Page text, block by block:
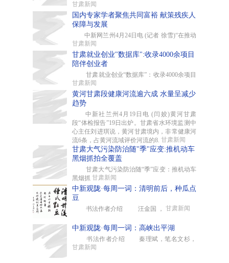
甘肃新闻
国内专家学者聚焦共同富裕 献策残疾人
保障与发展
中新网兰州4月24日电 (记者 徐雪)“在推动
甘肃新闻
甘肃就业创业"数据库":收录4000余项目
陪伴创业者
甘肃就业创业“数据库”：收录4000余项目
甘肃新闻
黄河甘肃段健康河流逾六成 水量呈减少
趋势
中新社兰州4月19日电 (闫姣)黄河甘肃
段“体检报告”19日出炉。甘肃省水环境监测中
心主任刘进琪说，黄河甘肃境内，非常健康河
流6条，占黄河流域评价河流的8. 甘肃新闻
甘肃大气污染防治随"季"应变:推机动车
黑烟抓拍全覆盖
甘肃大气污染防治随“季”应变：推机动车
黑烟抓 甘肃新闻
中新观陇·每周一词：清明前后，种瓜点
豆
书法作者介绍 汪金国 ， 甘肃新闻
中新观陇·每周一词：高峡出平湖
书法作者介绍 秦理斌，笔名文杉，
甘肃新闻